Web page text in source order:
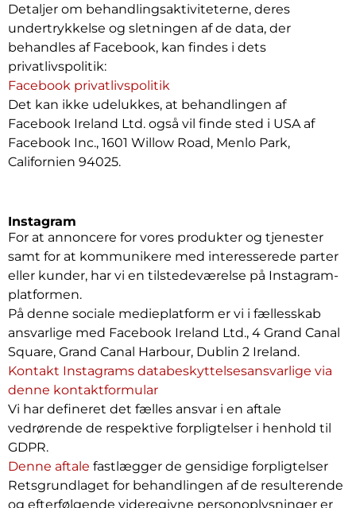
Detaljer om behandlingsaktiviteterne, deres
undertrykkelse og sletningen af de data, der
behandles af Facebook, kan findes i dets
privatlivspolitik:
Facebook privatlivspolitik
Det kan ikke udelukkes, at behandlingen af
Facebook Ireland Ltd. også vil finde sted i USA af
Facebook Inc., 1601 Willow Road, Menlo Park,
Californien 94025.
Instagram
For at annoncere for vores produkter og tjenester
samt for at kommunikere med interesserede parter
eller kunder, har vi en tilstedeværelse på Instagram-
platformen.
På denne sociale medieplatform er vi i fællesskab
ansvarlige med Facebook Ireland Ltd., 4 Grand Canal
Square, Grand Canal Harbour, Dublin 2 Ireland.
Kontakt Instagrams databeskyttelsesansvarlige via
denne kontaktformular
Vi har defineret det fælles ansvar i en aftale
vedrørende de respektive forpligtelser i henhold til
GDPR.
Denne aftale fastlægger de gensidige forpligtelser
Retsgrundlaget for behandlingen af de resulterende
og efterfølgende videregivne personoplysninger er